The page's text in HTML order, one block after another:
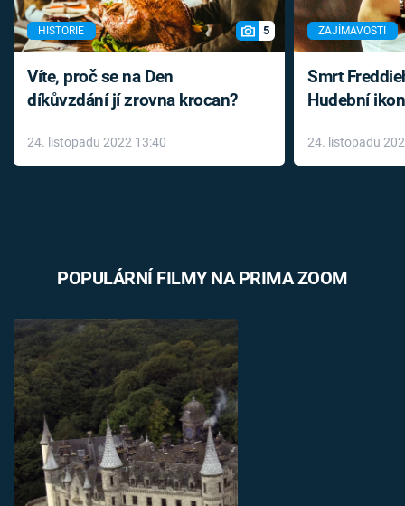
HISTORIE 5
Víte, proč se na Den
díkůvzdání jí zrovna krocan?
24. listopadu 2022 13:40
ZAJÍMAVOSTI
Smrt
Hudební
léky
24. listopadu
POPULÁRNÍ FILMY NA PRIMA ZOOM